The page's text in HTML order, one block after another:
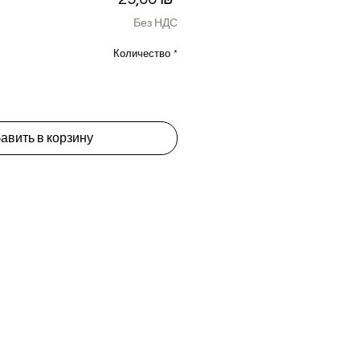
Без НДС
Количество *
в корзину